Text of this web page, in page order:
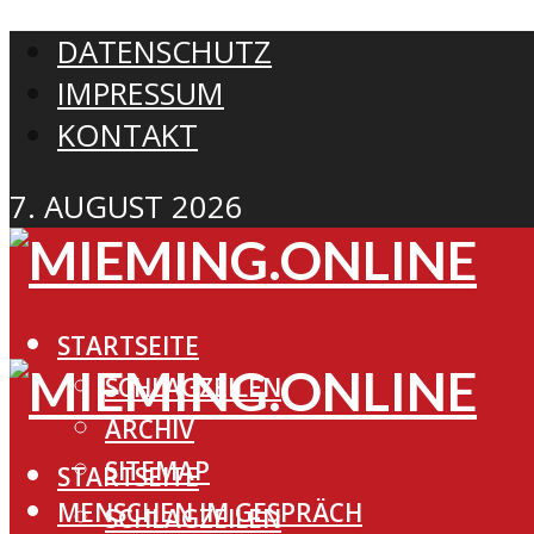
DATENSCHUTZ
IMPRESSUM
KONTAKT
7. AUGUST 2026
STARTSEITE
SCHLAGZEILEN
ARCHIV
SITEMAP
MENSCHEN IM GESPRÄCH
STARTSEITE
SCHLAGZEILEN